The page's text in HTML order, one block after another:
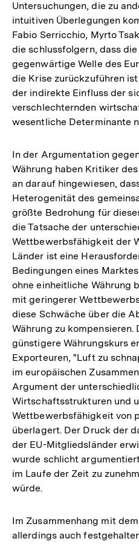
Untersuchungen, die zu
intuitiven Überlegungen
Fabio Serricchio, Myrto
die schlussfolgern, dass
gegenwärtige Welle des
die Krise zurückzuführen
der indirekte Einfluss der
verschlechternden
wesentliche Determinante
In der Argumentation
Währung haben Kritiker
an darauf hingewiesen,
Heterogenität des
größte Bedrohung für
die Tatsache der
Wettbewerbsfähigkeit der
Länder ist eine
Bedingungen eines
ohne einheitliche Währung
mit geringerer
diese Schwäche über die
Währung zu
günstigere Währungskurs
Exporteuren, "Luft zu
im europäischen
Argument der
Wirtschaftsstrukturen und
Wettbewerbsfähigkeit von
überlagert. Der Druck der
der EU-Mitgliedsländer
wurde schlicht
im Laufe der Zeit zu
würde.
Im Zusammenhang mit
allerdings auch